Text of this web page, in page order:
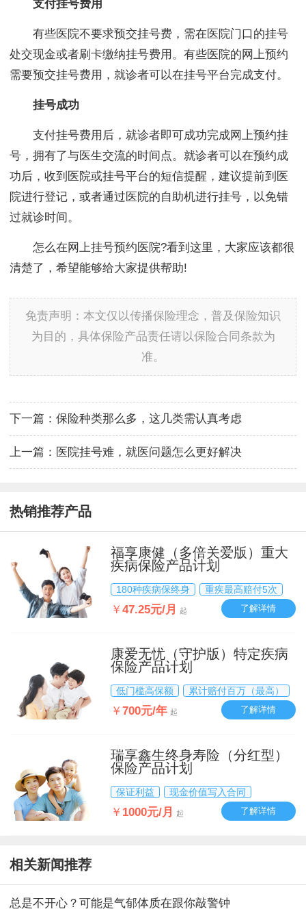
支付挂号费用
有些医院不要求预交挂号费，需在医院门口的挂号
处交现金或者刷卡缴纳挂号费用。有些医院的网上预约
需要预交挂号费用，就诊者可以在挂号平台完成支付。
挂号成功
支付挂号费用后，就诊者即可成功完成网上预约挂
号，拥有了与医生交流的时间点。就诊者可以在预约成
功后，收到医院或挂号平台的短信提醒，建议提前到医
院进行登记，或者通过医院的自助机进行挂号，以免错
过就诊时间。
怎么在网上挂号预约医院?看到这里，大家应该都很
清楚了，希望能够给大家提供帮助!
免责声明：本文仅以传播保险理念，普及保险知识
为目的，具体保险产品责任请以保险合同条款为
准。
下一篇： 保险种类那么多，这几类需认真考虑
上一篇： 医院挂号难，就医问题怎么更好解决
热销推荐产品
福享康健（多倍关爱版）重大
疾病保险产品计划
180种疾病保终身 重疾最高赔付5次
￥47.25元/月 起 了解详情
康爱无忧（守护版）特定疾病
保险产品计划
低门槛高保额 累计赔付百万（最高）
￥700元/年 起 了解详情
瑞享鑫生终身寿险（分红型）
保险产品计划
保证利益 现金价值写入合同
￥ 1000元/月 起 了解详情
相关新闻推荐
总是不开心？可能是气郁体质在跟你敲警钟